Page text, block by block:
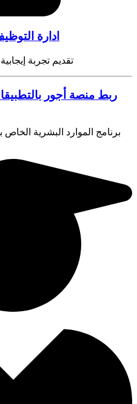
ادارة
تقديم تجربة
ربط منصة أجور
برنامج الموارد البشرية